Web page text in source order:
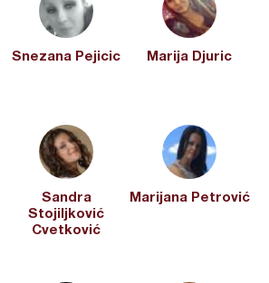
Snezana Pejicic Marija Djuric
Sandra
Stojiljković
Cvetković
Marijana Petrović